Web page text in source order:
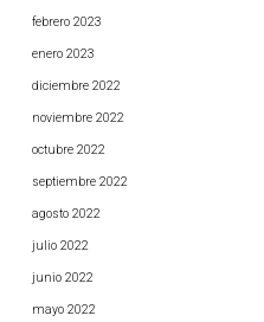
febrero 2023
enero 2023
diciembre 2022
noviembre 2022
octubre 2022
septiembre 2022
agosto 2022
julio 2022
junio 2022
mayo 2022